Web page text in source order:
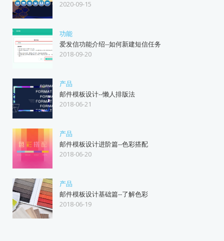
2020-09-15
功能
爱发信功能介绍--如何新建短信任务
2018-09-20
产品
邮件模板设计--懒人排版法
2018-06-21
产品
邮件模板设计进阶篇--色彩搭配
2018-06-20
产品
邮件模板设计基础篇--了解色彩
2018-06-19